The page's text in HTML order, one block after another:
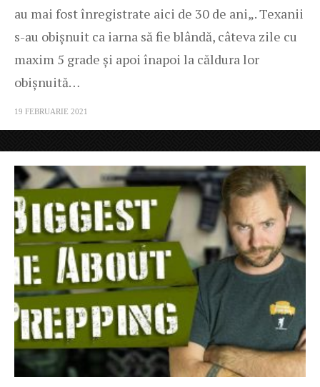
au mai fost înregistrate aici de 30 de ani„. Texanii
s-au obișnuit ca iarna să fie blândă, câteva zile cu
maxim 5 grade și apoi înapoi la căldura lor
obișnuită…
19 FEBRUARIE 2021